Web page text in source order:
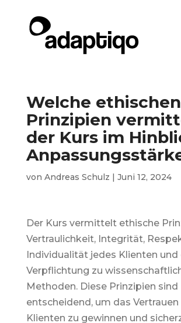
Welche ethischen
Prinzipien
der Kurs im
von Andreas Schulz | Juni 12, 2024
Der Kurs vermittelt ethische
Vertraulichkeit, Integrität,
Individualität jedes Klienten und
Verpflichtung zu
Methoden. Diese Prinzipien sind
entscheidend, um das Vertrauen
Klienten zu gewinnen und